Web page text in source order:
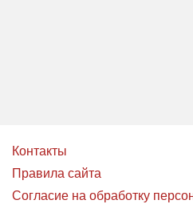
Контакты
Правила сайта
Согласие на обработку